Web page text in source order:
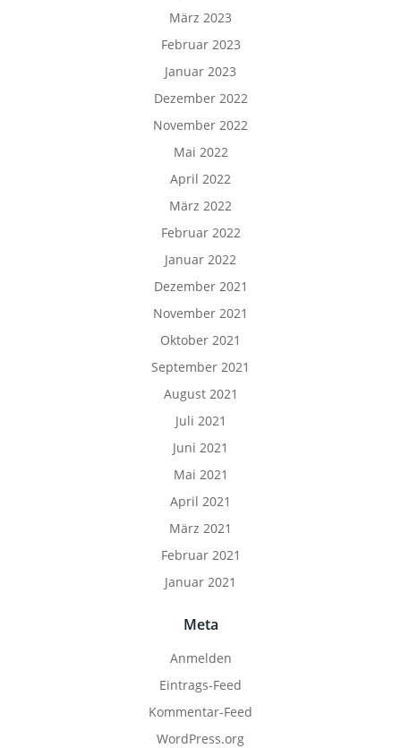
März 2023
Februar 2023
Januar 2023
Dezember 2022
November 2022
Mai 2022
April 2022
März 2022
Februar 2022
Januar 2022
Dezember 2021
November 2021
Oktober 2021
September 2021
August 2021
Juli 2021
Juni 2021
Mai 2021
April 2021
März 2021
Februar 2021
Januar 2021
Meta
Anmelden
Eintrags-Feed
Kommentar-Feed
WordPress.org